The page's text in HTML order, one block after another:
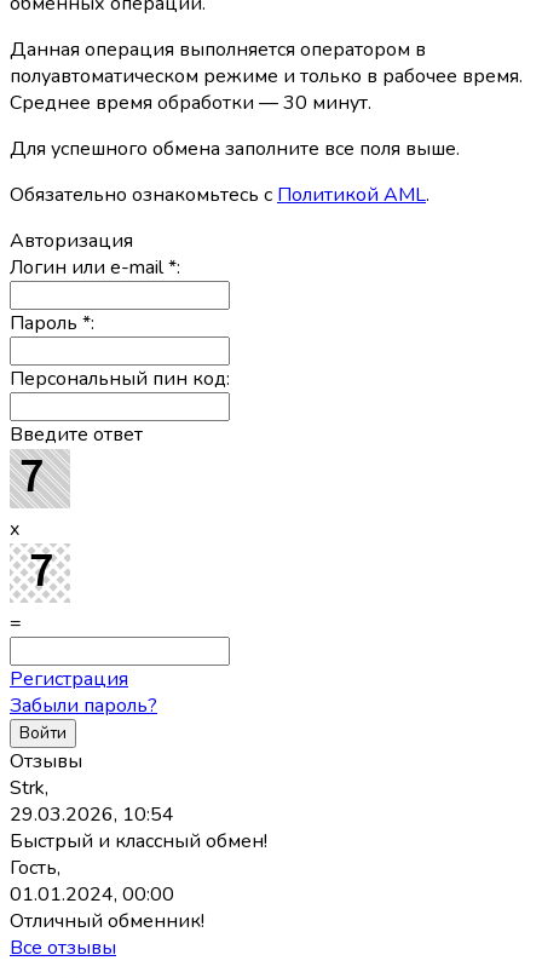
Данная операция выполняется оператором в
полуавтоматическом режиме и только в рабочее время.
Среднее время обработки — 30 минут.
Для успешного обмена заполните все поля выше.
Обязательно ознакомьтесь с Политикой AML.
Авторизация
Логин или e-mail*:
Пароль *:
Персональный пин код:
Введите ответ
x
=
Регистрация
Забыли пароль?
Отзывы
Strk,
29.03.2026, 10:54
Быстрый и классный обмен!
Гость,
01.01.2024, 00:00
Отличный обменник!
Все отзывы